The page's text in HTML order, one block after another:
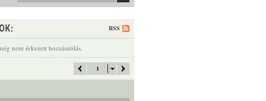
RSS
nem érkezett hozzászólás.
1